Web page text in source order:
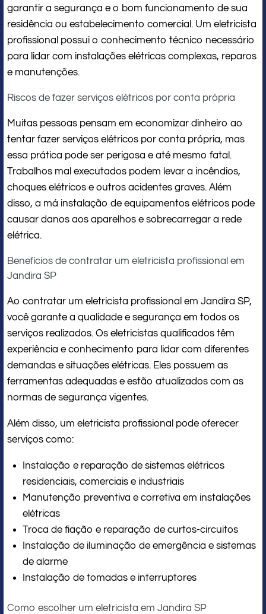
garantir a segurança e o bom funcionamento de sua
residência ou estabelecimento comercial. Um eletricista
profissional possui o conhecimento técnico necessário
para lidar com instalações elétricas complexas, reparos
e manutenções.
Riscos de fazer serviços elétricos por conta própria
Muitas pessoas pensam em economizar dinheiro ao
tentar fazer serviços elétricos por conta própria, mas
essa prática pode ser perigosa e até mesmo fatal.
Trabalhos mal executados podem levar a incêndios,
choques elétricos e outros acidentes graves. Além
disso, a má instalação de equipamentos elétricos pode
causar danos aos aparelhos e sobrecarregar a rede
elétrica.
Benefícios de contratar um eletricista profissional em
Jandira SP
Ao contratar um eletricista profissional em Jandira SP,
você garante a qualidade e segurança em todos os
serviços realizados. Os eletricistas qualificados têm
experiência e conhecimento para lidar com diferentes
demandas e situações elétricas. Eles possuem as
ferramentas adequadas e estão atualizados com as
normas de segurança vigentes.
Além disso, um eletricista profissional pode oferecer
serviços como:
Instalação e reparação de sistemas elétricos
residenciais, comerciais e industriais
Manutenção preventiva e corretiva em instalações
elétricas
Troca de fiação e reparação de curtos-circuitos
Instalação de iluminação de emergência e sistemas
de alarme
Instalação de tomadas e interruptores
Como escolher um eletricista em Jandira SP